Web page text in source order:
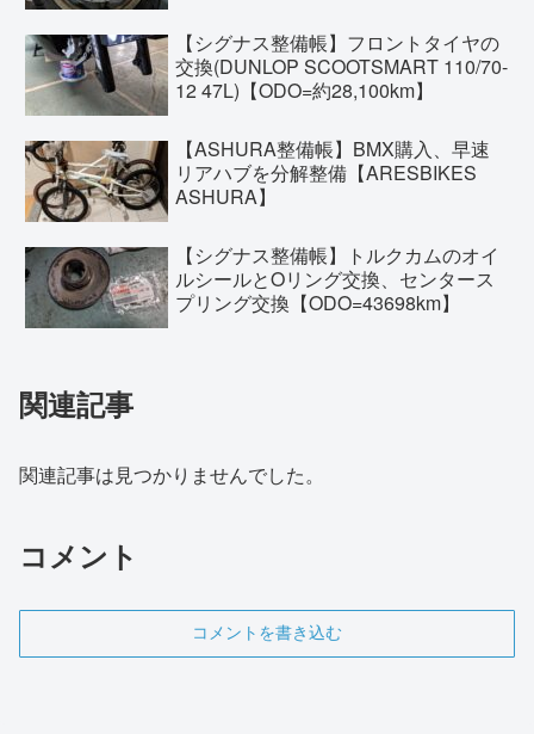
【シグナス整備帳】フロントタイヤの
交換(DUNLOP SCOOTSMART 110/70-
12 47L)【ODO=約28,100km】
【ASHURA整備帳】BMX購入、早速
リアハブを分解整備【ARESBIKES
ASHURA】
【シグナス整備帳】トルクカムのオイ
ルシールとOリング交換、センタース
プリング交換【ODO=43698km】
関連記事
関連記事は見つかりませんでした。
コメント
コメントを書き込む